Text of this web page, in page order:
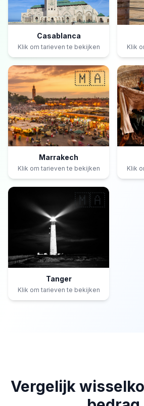
Casablanca
Klik om tarieven te bekijken Klik
🇲🇦
Marrakech
Klik om tarieven te bekijken Klik
🇲🇦
Tanger
Klik om tarieven te bekijken
Vergelijk